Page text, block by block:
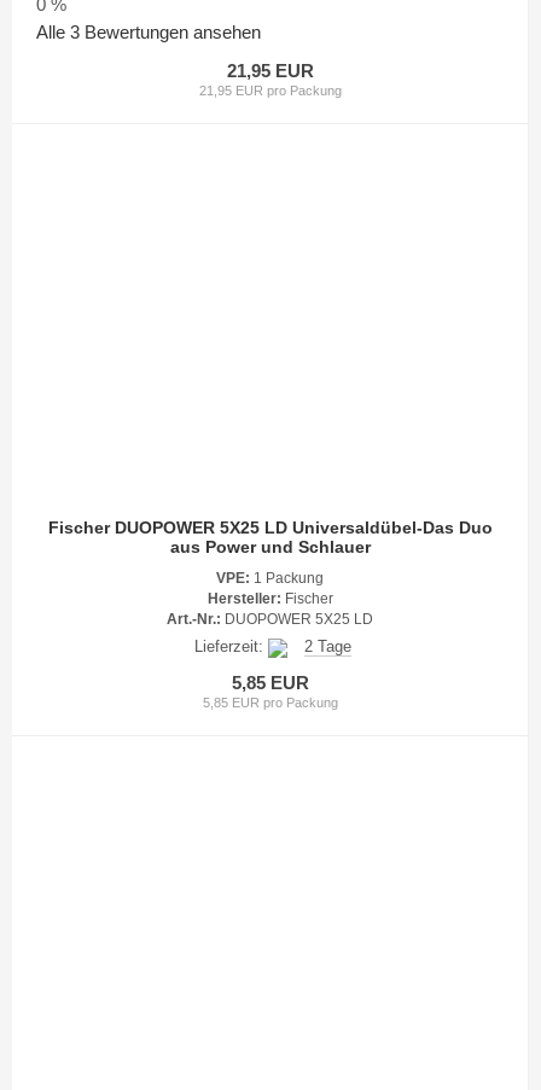
0 %
Alle 3 Bewertungen ansehen
21,95 EUR
21,95 EUR pro Packung
Fischer DUOPOWER 5X25 LD Universaldübel-Das Duo
aus Power und Schlauer
VPE: 1 Packung
Hersteller: Fischer
Art.-Nr.: DUOPOWER 5X25 LD
Lieferzeit: 2 Tage
5,85 EUR
5,85 EUR pro Packung